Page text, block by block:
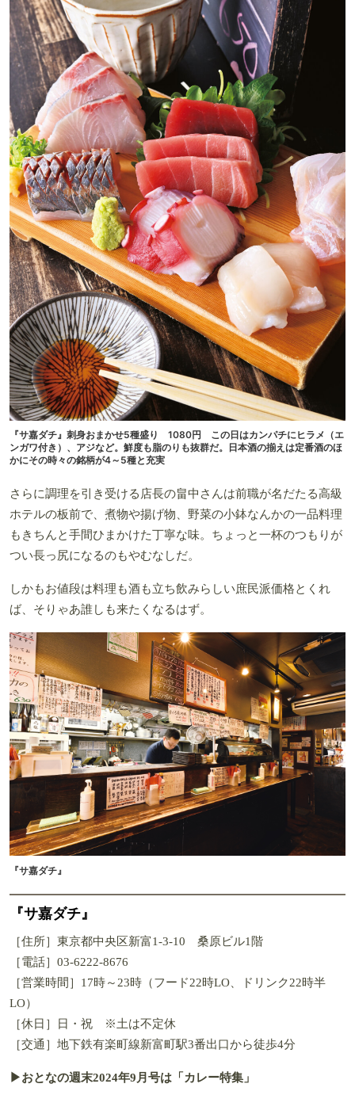
『サ嘉ダチ』刺身おまかせ5種盛り 1080円 この日はカンパチにヒラメ（エ
ンガワ付き）、アジなど。鮮度も脂のりも抜群だ。日本酒の揃えは定番酒のほ
かにその時々の銘柄が4～5種と充実
さらに調理を引き受ける店長の畠中さんは前職が名だたる高級
ホテルの板前で、煮物や揚げ物、野菜の小鉢なんかの一品料理
もきちんと手間ひまかけた丁寧な味。ちょっと一杯のつもりが
つい長っ尻になるのもやむなしだ。
しかもお値段は料理も酒も立ち飲みらしい庶民派価格とくれ
ば、そりゃあ誰しも来たくなるはず。
『サ嘉ダチ』
『サ嘉ダチ』
［住所］東京都中央区新富1-3-10 桑原ビル1階
［電話］03-6222-8676
［営業時間］17時～23時（フード22時LO、ドリンク22時半
LO）
［休日］日・祝 ※土は不定休
［交通］地下鉄有楽町線新富町駅3番出口から徒歩4分
▶おとなの週末2024年9月号は「カレー特集」